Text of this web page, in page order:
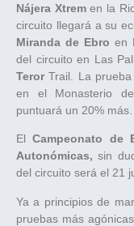
Nájera Xtremen la
circuito llegará a su
Miranda de Ebro en
del circuito en Las
TerorTrail. La prueba
en el Monasterio
puntuará un 20% más.
ElCampeonato de
Autonómicas,sin
del circuito será el 21
Ya a principios de
pruebas más